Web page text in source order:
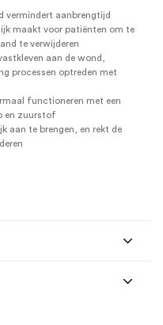
vermindert aanbrengtijd
maakt voor patiënten om te
te verwijderen
aan de wond,
processen optreden met
functioneren met een
en zuurstof
aan te brengen, en rekt de